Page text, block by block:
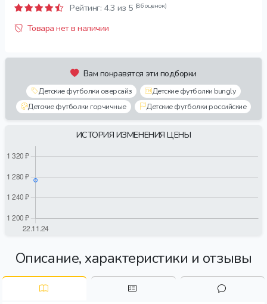
Рейтинг: 4.3 из 5 (86 оценок)
Товара нет в наличии
Вам понравятся эти подборки
Детские футболки оверсайз
Детские футболки bungly
Детские футболки горчичные
Детские футболки российские
ИСТОРИЯ ИЗМЕНЕНИЯ ЦЕНЫ
Описание, характеристики и отзывы